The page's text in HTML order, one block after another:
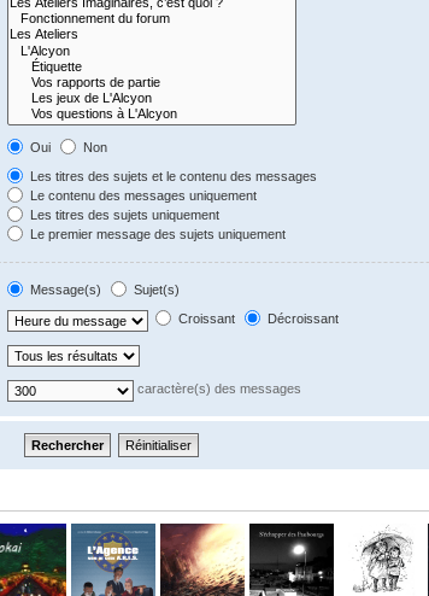
Oui
Non
Les titres des sujets et le contenu des messages
Le contenu des messages uniquement
Les titres des sujets uniquement
Le premier message des sujets uniquement
Message(s)
Sujet(s)
Croissant Décroissant
caractère(s) des messages